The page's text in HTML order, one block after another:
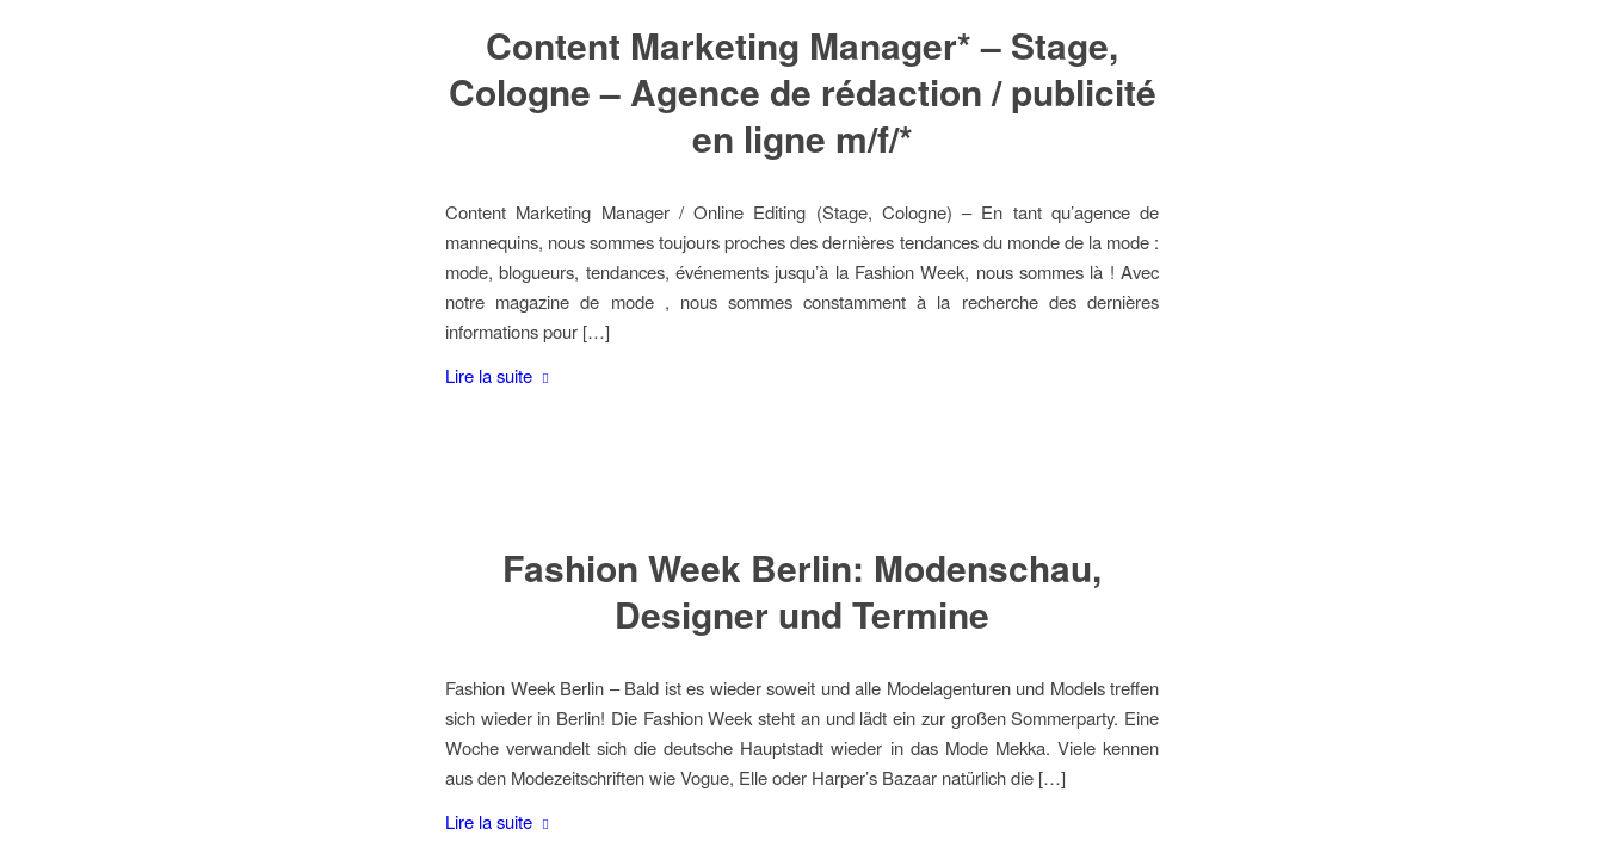
Content Marketing Manager* – Stage,
Cologne – Agence de rédaction / publicité
en ligne m/f/*
Content Marketing Manager / Online Editing (Stage, Cologne) – En tant qu’agence de
mannequins, nous sommes toujours proches des dernières tendances du monde de la mode :
mode, blogueurs, tendances, événements jusqu’à la Fashion Week, nous sommes là ! Avec
notre magazine de mode , nous sommes constamment à la recherche des dernières
informations pour […]
Lire la suite
Fashion Week Berlin: Modenschau,
Designer und Termine
Fashion Week Berlin – Bald ist es wieder soweit und alle Modelagenturen und Models treffen
sich wieder in Berlin! Die Fashion Week steht an und lädt ein zur großen Sommerparty. Eine
Woche verwandelt sich die deutsche Hauptstadt wieder in das Mode Mekka. Viele kennen
aus den Modezeitschriften wie Vogue, Elle oder Harper’s Bazaar natürlich die […]
Lire la suite